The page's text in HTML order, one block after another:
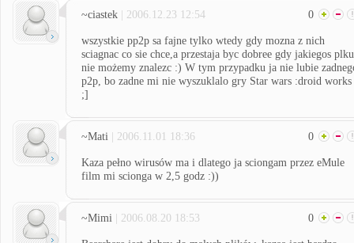
~ciastek | 2006.12.23 12:54 0
wszystkie pp2p sa fajne tylko wtedy gdy mozna z nich
sciagnac co sie chce,a przestaja byc dobree gdy jakiegos plku
nie możemy znalezc :) W tym przypadku ja nie lubie
p2p, bo zadne mi nie wyszuklalo gry Star wars :droid works
;]
~Mati | 2006.11.01 18:36 0
Kaza pełno wirusów ma i dlatego ja sciongam przez eMule
film mi scionga w 2,5 godz :))
~Mimi | 2006.08.20 18:53 0